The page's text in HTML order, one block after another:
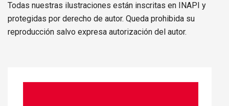
Todas nuestras ilustraciones están inscritas en INAPI y
protegidas por derecho de autor. Queda prohibida su
reproducción salvo expresa autorización del autor.